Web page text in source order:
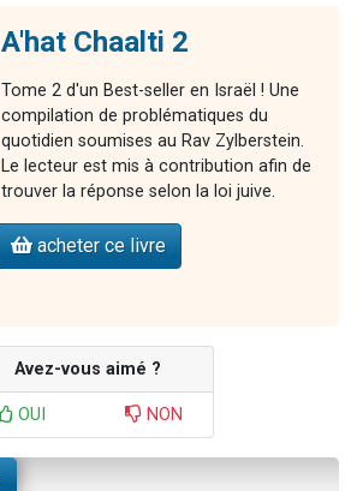
A'hat Chaalti 2
Tome 2 d'un Best-seller en Israël ! Une
compilation de problématiques du
quotidien soumises au Rav Zylberstein.
Le lecteur est mis à contribution afin de
trouver la réponse selon la loi juive.
acheter ce livre
Avez-vous aimé ?
OUI NON